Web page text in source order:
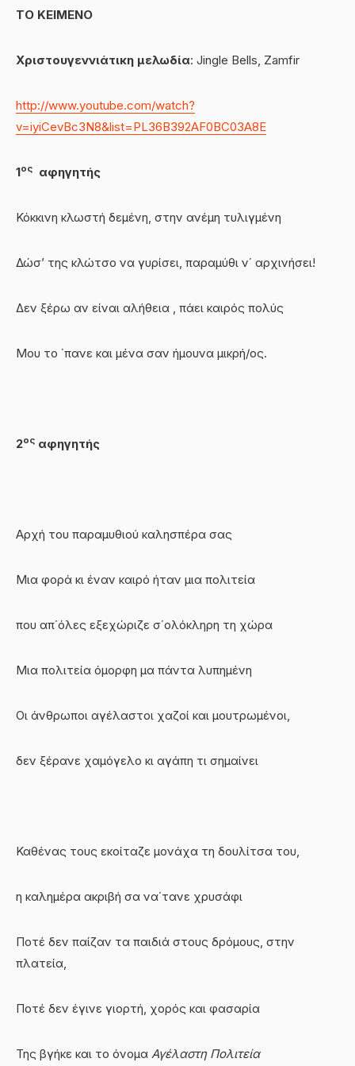
ΤΟ ΚΕΙΜΕΝΟ
Χριστουγεννιάτικη μελωδία: Jingle Bells, Zamfir
http://www.youtube.com/watch?
v=iyiCevBc3N8&list=PL36B392AF0BC03A8E
1ος αφηγητής
Κόκκινη κλωστή δεμένη, στην ανέμη τυλιγμένη
Δώσ’ της κλώτσο να γυρίσει, παραμύθι ν΄ αρχινήσει!
Δεν ξέρω αν είναι αλήθεια , πάει καιρός πολύς
Μου το ΄πανε και μένα σαν ήμουνα μικρή/ος.
2ος αφηγητής
Αρχή του παραμυθιού καλησπέρα σας
Μια φορά κι έναν καιρό ήταν μια πολιτεία
που απ΄όλες εξεχώριζε σ΄ολόκληρη τη χώρα
Μια πολιτεία όμορφη μα πάντα λυπημένη
Οι άνθρωποι αγέλαστοι χαζοί και μουτρωμένοι,
δεν ξέρανε χαμόγελο κι αγάπη τι σημαίνει
Καθένας τους εκοίταζε μονάχα τη δουλίτσα του,
η καλημέρα ακριβή σα να΄τανε χρυσάφι
Ποτέ δεν παίζαν τα παιδιά στους δρόμους, στην
πλατεία,
Ποτέ δεν έγινε γιορτή, χορός και φασαρία
Της βγήκε και το όνομα Αγέλαστη Πολιτεία